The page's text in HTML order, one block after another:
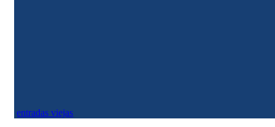
entradas viejas